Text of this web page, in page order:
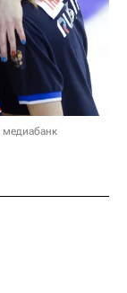
медиабанк